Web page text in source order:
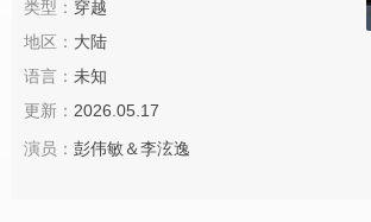
类型： 穿越
地区： 大陆
语言： 未知
更新： 2026.05.17
演员： 彭伟敏＆李泫逸